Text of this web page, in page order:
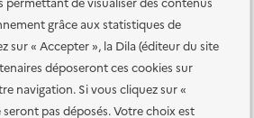
permettant de visualiser des contenus
grâce aux statistiques de
sur « Accepter », la Dila (éditeur du site
déposeront ces cookies sur
navigation. Si vous cliquez sur «
seront pas déposés. Votre choix est
totalement conforme Accessibilité des